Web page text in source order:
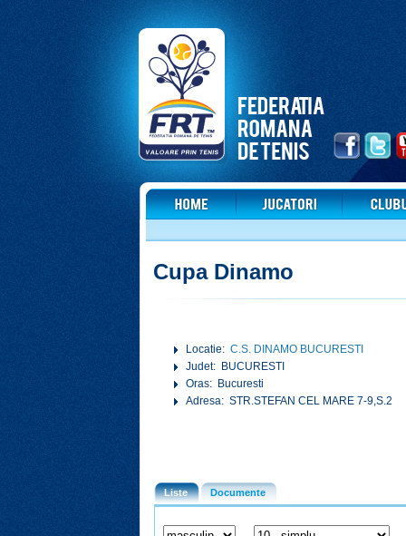
Cupa Dinamo
Locatie:C.S. DINAMO BUCURESTI
Judet: BUCURESTI
Oras: Bucuresti
Adresa: STR.STEFAN CEL MARE 7-9,S.2
Liste Documente